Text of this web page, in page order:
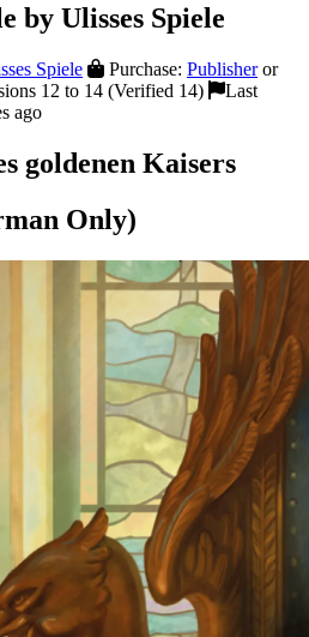
by Ulisses Spiele
Spiele Purchase: Publisheror
12 to 14 (Verified 14)
Last
ago
goldenen Kaisers
Only)